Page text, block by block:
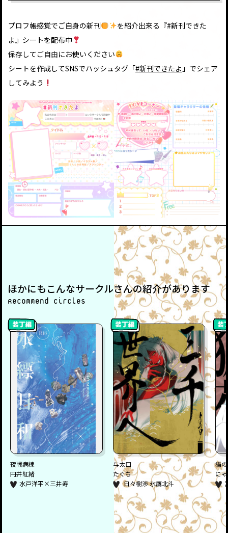
プロフ帳感覚でご自身の新刊
を紹介出来る『#新刊できた
よ』シートを配布中
保存してご自由にお使いください
シートを作成してSNSでハッシュタグ「#新刊できたよ 」でシェア
してみよう
ほかにもこんなサークルさんの紹介があります
Recommend circles
夜戦病棟
円井紅緒
水戸洋平×三井寿
与太口
たぐち
日々樹渉 氷鷹北斗
猫
に